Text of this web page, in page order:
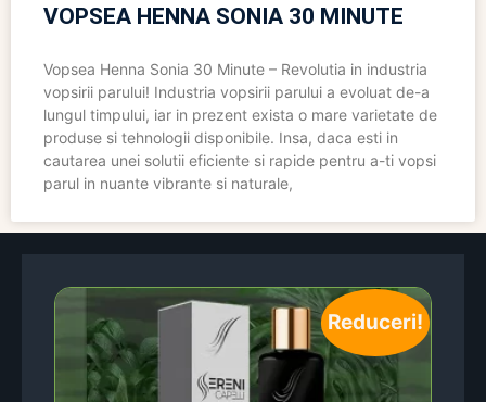
VOPSEA HENNA SONIA 30 MINUTE
Vopsea Henna Sonia 30 Minute – Revolutia in industria
vopsirii parului! Industria vopsirii parului a evoluat de-a
lungul timpului, iar in prezent exista o mare varietate de
produse si tehnologii disponibile. Insa, daca esti in
cautarea unei solutii eficiente si rapide pentru a-ti vopsi
parul in nuante vibrante si naturale,
Reduceri!